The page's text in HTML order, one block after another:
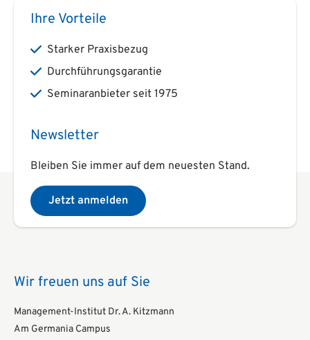
Ihre Vorteile
Starker Praxisbezug
Durchführungsgarantie
Seminaranbieter seit 1975
Newsletter
Bleiben Sie immer auf dem neuesten Stand.
Jetzt anmelden
Wir freuen uns auf Sie
Management-Institut Dr. A. Kitzmann
Am Germania Campus